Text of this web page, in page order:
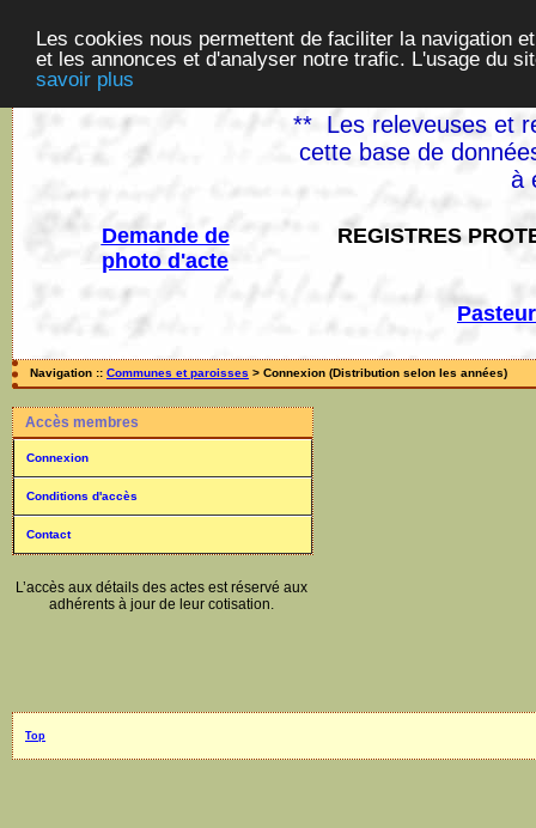
Les cookies nous permettent de faciliter la navigation
et les annonces et d'analyser notre trafic. L'usage du
savoir plus
** Les releveuses et
cette base de
à
Demande de
photo d'acte
REGISTRES
Navigation :: Communes et paroisses > Connexion (Distribution selon les années)
Accès membres
Connexion
Conditions d'accès
Contact
L’accès aux détails des actes est réservé aux
adhérents à jour de leur cotisation.
Top